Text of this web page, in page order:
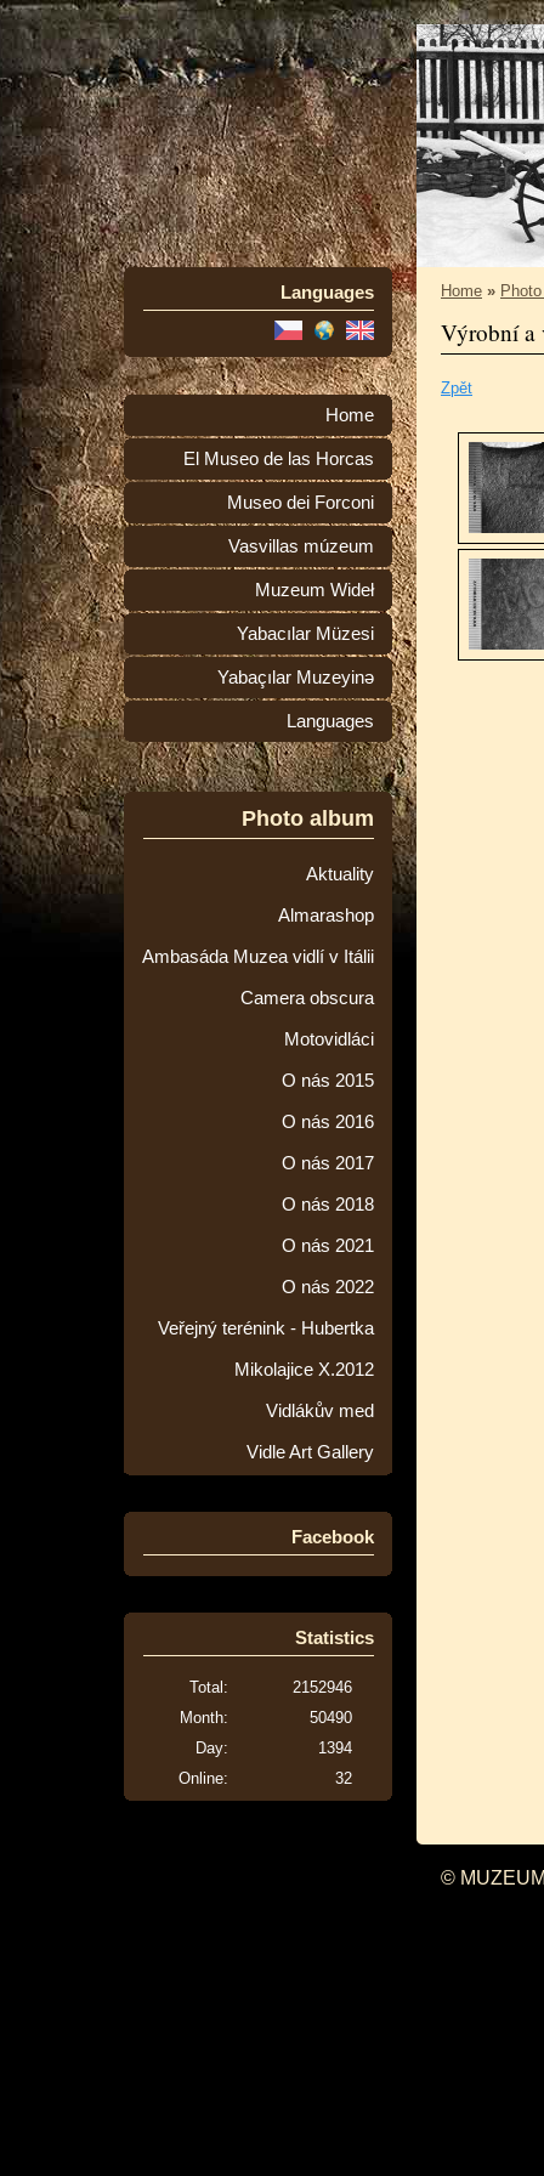
Languages
Home
El Museo de las Horcas
Museo dei Forconi
Vasvillas múzeum
Muzeum Wideł
Yabacılar Müzesi
Yabaçılar Muzeyinə
Languages
Photo album
Aktuality
Almarashop
Ambasáda Muzea vidlí v Itálii
Camera obscura
Motovidláci
O nás 2015
O nás 2016
O nás 2017
O nás 2018
O nás 2021
O nás 2022
Veřejný terénink - Hubertka
Mikolajice X.2012
Vidlákův med
Vidle Art Gallery
Facebook
Statistics
Online: 32
Total:
2152946
Month:
50490
Day:
1394
Home »
Výrobní a
Zpět
©